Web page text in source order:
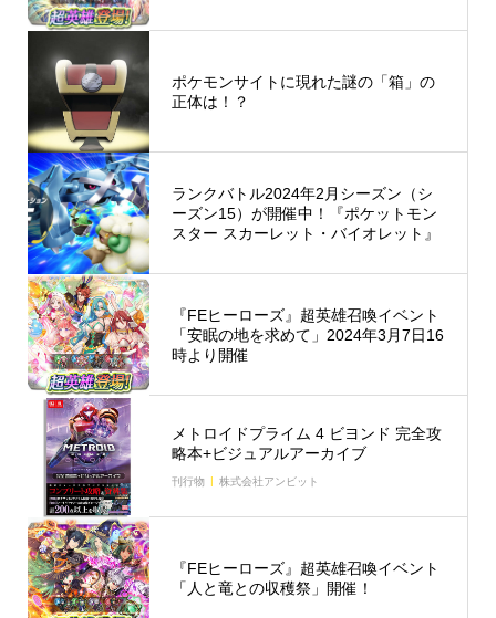
ポケモンサイトに現れた謎の「箱」の
正体は！？
ランクバトル2024年2月シーズン（シ
ーズン15）が開催中！『ポケットモン
スター スカーレット・バイオレット』
『FEヒーローズ』超英雄召喚イベント
「安眠の地を求めて」2024年3月7日16
時より開催
メトロイドプライム 4 ビヨンド 完全攻
略本+ビジュアルアーカイブ
刊行物 株式会社アンビット
『FEヒーローズ』超英雄召喚イベント
「人と竜との収穫祭」開催！